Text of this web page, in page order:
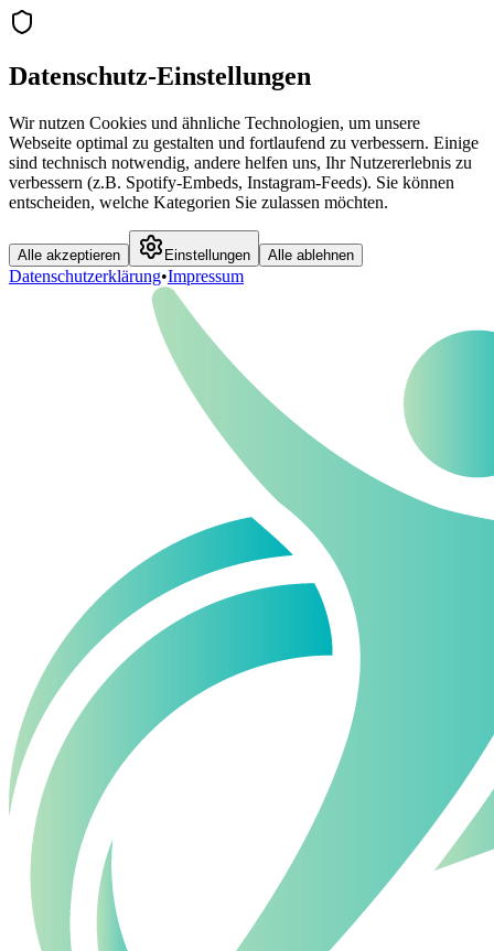
Datenschutz-Einstellungen
Wir nutzen Cookies und ähnliche Technologien, um unsere
Webseite optimal zu gestalten und fortlaufend zu verbessern. Einige
sind technisch notwendig, andere helfen uns, Ihr Nutzererlebnis zu
verbessern (z.B. Spotify-Embeds, Instagram-Feeds). Sie können
entscheiden, welche Kategorien Sie zulassen möchten.
Alle akzeptieren Einstellungen Alle ablehnen
Datenschutzerklärung•Impressum